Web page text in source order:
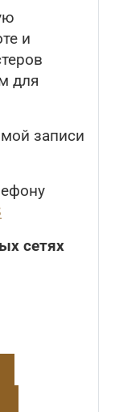
и
для
записи
сетях